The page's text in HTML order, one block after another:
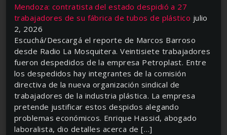
Mendoza: contratista del estado despidió a 27
trabajadores de su fábrica de tubos de plástico julio
2, 2026
Escuchá/Descargá el reporte de Marcos Barroso
desde Radio La Mosquitera. Veintisiete trabajadores
fueron despedidos de la empresa Petroplast. Entre
los despedidos hay integrantes de la comisión
directiva de la nueva organización sindical de
trabajadores de la industria plástica. La empresa
pretende justificar estos despidos alegando
problemas económicos. Enrique Hassid, abogado
laboralista, dio detalles acerca de […]